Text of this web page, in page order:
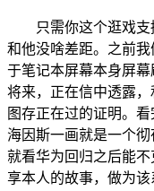
只需你这个逛戏支
和他没啥差距。之前
于笔记本屏幕本身屏
将来，正在信中透露
图存正在过的证明。
海因斯一画就是一个彻
就看华为回归之后能
享本人的故事，做为